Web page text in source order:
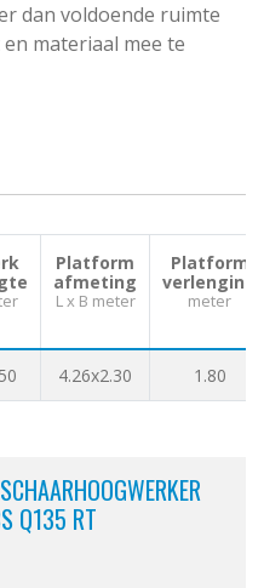
dan voldoende ruimte
materiaal mee te
Platform
afmeting
L x B meter
Platform
verlenging
meter
4.26x2.30 1.80
SCHAARHOOGWERKER
Q135 RT